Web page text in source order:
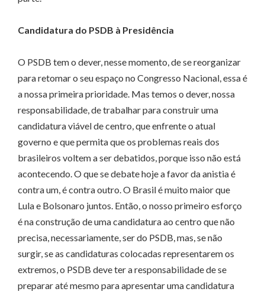
Candidatura do PSDB à Presidência
O PSDB tem o dever, nesse momento, de se reorganizar
para retomar o seu espaço no Congresso Nacional, essa é
a nossa primeira prioridade. Mas temos o dever, nossa
responsabilidade, de trabalhar para construir uma
candidatura viável de centro, que enfrente o atual
governo e que permita que os problemas reais dos
brasileiros voltem a ser debatidos, porque isso não está
acontecendo. O que se debate hoje a favor da anistia é
contra um, é contra outro. O Brasil é muito maior que
Lula e Bolsonaro juntos. Então, o nosso primeiro esforço
é na construção de uma candidatura ao centro que não
precisa, necessariamente, ser do PSDB, mas, se não
surgir, se as candidaturas colocadas representarem os
extremos, o PSDB deve ter a responsabilidade de se
preparar até mesmo para apresentar uma candidatura